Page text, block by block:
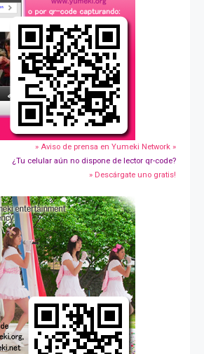
» Aviso de prensa en Yumeki Network »
¿Tu celular aún no dispone de lector qr-code?
» Descárgate uno gratis!